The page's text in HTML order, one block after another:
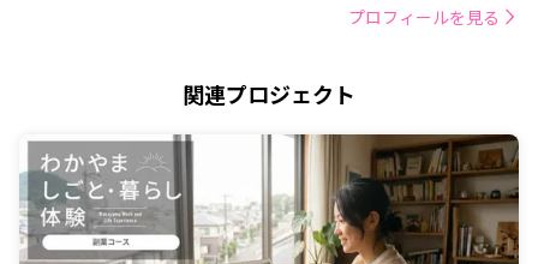
プロフィールを見る
関連プロジェクト